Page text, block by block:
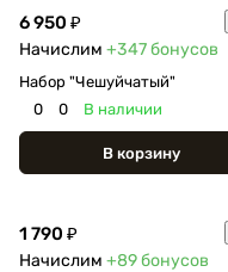
6 950 ₽
Начислим +347бонусов
Набор "Чешуйчатый"
0
0 В наличии
В корзину
1 790 ₽
Начислим +89бонусов